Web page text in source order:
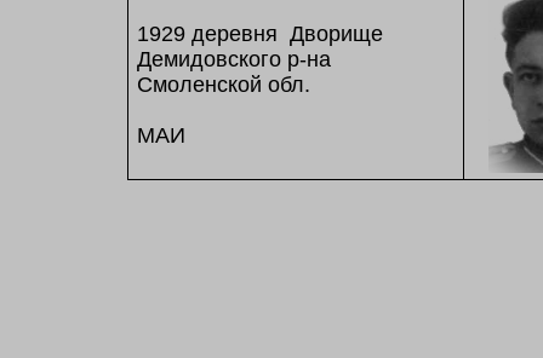
1929 деревня Дворище
Демидовского р-на
Смоленской обл.
МАИ